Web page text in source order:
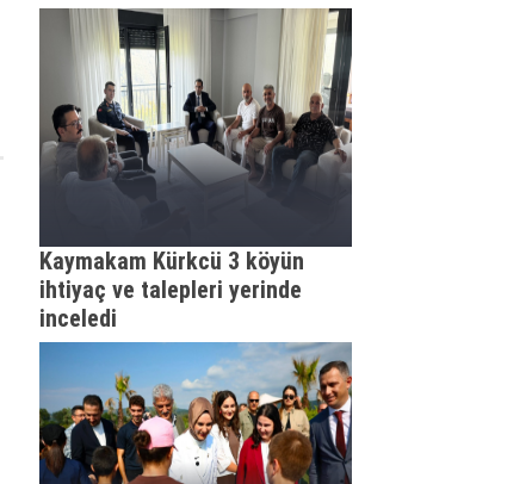
Kaymakam Kürkcü 3 köyün
ihtiyaç ve talepleri yerinde
inceledi